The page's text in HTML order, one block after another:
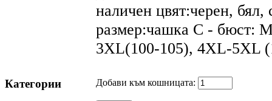
Категории
наличен цвят:черен,
размер:чашка C - бюст:
3XL(100-105), 4XL-5XL
Добави към кошницата: